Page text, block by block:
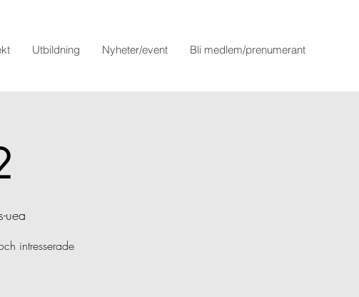
Utbildning Nyheter/event Bli medlem/prenumerant
uea
intresserade